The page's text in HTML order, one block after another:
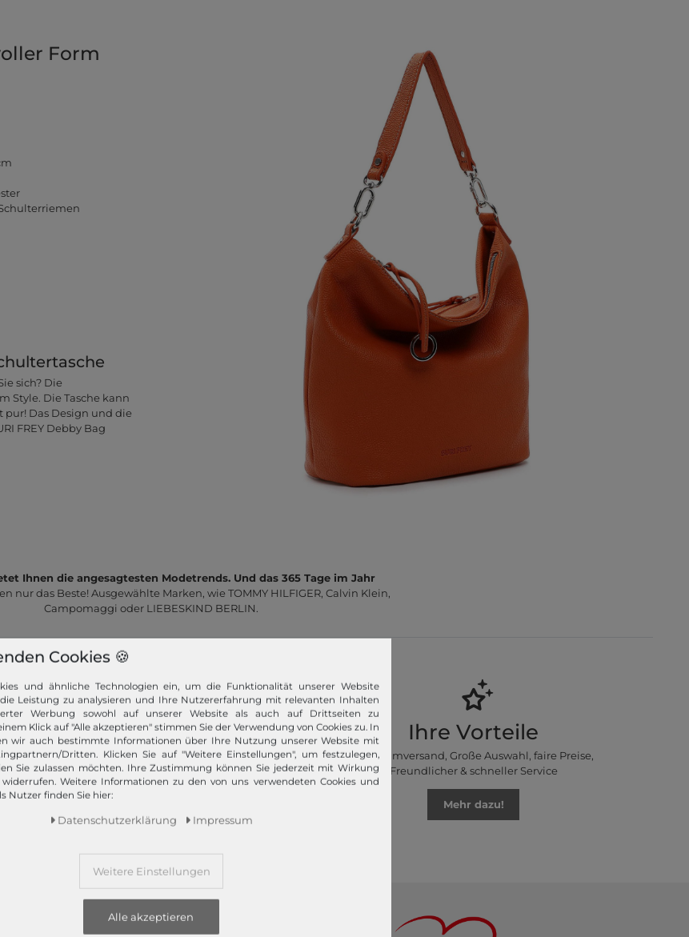
Form
sich? Die
Style. Die Tasche kann
Das Design und die
FREY Debby Bag
Ihnen die angesagtesten Modetrends. Und das 365 Tage im Jahr
nur das Beste! Ausgewählte Marken, wie TOMMY HILFIGER, Calvin Klein,
Campomaggi oder LIEBESKIND BERLIN.
Schneller Versand!
Wir versenden Ihre Bestellung schnell per
Premiumversand.
Ihre Vorteile
Premiumversand, Große Auswahl, faire Preise,
Freundlicher & schneller Service
Mehr dazu!
Zahlungsarten
Cookies 🍪
und ähnliche Technologien ein, um die Funktionalität unserer Website
Leistung zu analysieren und Ihre Nutzererfahrung mit relevanten Inhalten
Werbung sowohl auf unserer Website als auch auf Drittseiten zu
Klick auf "Alle akzeptieren" stimmen Sie der Verwendung von Cookies zu. In
wir auch bestimmte Informationen über Ihre Nutzung unserer Website mit
Dritten. Klicken Sie auf "Weitere Einstellungen", um festzulegen,
Sie zulassen möchten. Ihre Zustimmung können Sie jederzeit mit Wirkung
Weitere Informationen zu den von uns verwendeten Cookies und
Nutzer finden Sie hier:
Daten­schutz­erklärung Impressum
Weitere Einstellungen
Alle akzeptieren